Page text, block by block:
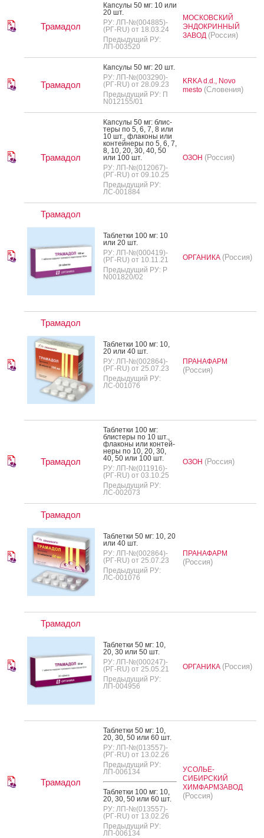
Трамадол
Кап­су­лы 50 мг: 10 или
20 шт.
РУ: ЛП-№(004885)-
(РГ-RU) от 18.03.24
Предыдущий РУ:
ЛП-003520
МОСКОВСКИЙ
ЭНДОКРИННЫЙ
ЗАВОД (Россия)
Трамадол
Кап­су­лы 50 мг: 20 шт.
РУ: ЛП-№(003290)-
(РГ-RU) от 28.09.23
Предыдущий РУ: П
N012155/01
KRKA d.d., Novo
mesto (Словения)
Трамадол
Кап­су­лы 50 мг: блис­
те­ры по 5, 6, 7, 8 или
10 шт., фла­коны или
кон­тей­не­ры по 5, 6, 7,
8, 10, 20, 30, 40, 50
или 100 шт.
РУ: ЛП-№(012067)-
(РГ-RU) от 09.10.25
Предыдущий РУ:
ЛС-001884
ОЗОН (Россия)
Трамадол
Таб­летки 100 мг: 10
или 20 шт.
РУ: ЛП-№(000419)-
(РГ-RU) от 10.11.21
Предыдущий РУ: Р
N001820/02
ОРГАНИКА (Россия)
Трамадол
Таб­летки 100 мг: 10,
20 или 40 шт.
РУ: ЛП-№(002864)-
(РГ-RU) от 25.07.23
Предыдущий РУ:
ЛС-001076
ПРАНАФАРМ
(Россия)
Трамадол
Таб­летки 100 мг:
блис­те­ры по 10 шт.,
фла­коны или кон­тей­
не­ры по 10, 20, 30,
40, 50 или 100 шт.
РУ: ЛП-№(011916)-
(РГ-RU) от 03.10.25
Предыдущий РУ:
ЛС-002073
ОЗОН (Россия)
Трамадол
Таб­летки 50 мг: 10, 20
или 40 шт.
РУ: ЛП-№(002864)-
(РГ-RU) от 25.07.23
Предыдущий РУ:
ЛС-001076
ПРАНАФАРМ
(Россия)
Трамадол
Таб­летки 50 мг: 10,
20, 30 или 50 шт.
РУ: ЛП-№(000247)-
(РГ-RU) от 25.05.21
Предыдущий РУ:
ЛП-004956
ОРГАНИКА (Россия)
Трамадол
Таб­летки 50 мг: 10,
20, 30, 50 или 60 шт.
РУ: ЛП-№(013557)-
(РГ-RU) от 13.02.26
Предыдущий РУ:
ЛП-006134
Таб­летки 100 мг: 10,
20, 30, 50 или 60 шт.
РУ: ЛП-№(013557)-
(РГ-RU) от 13.02.26
Предыдущий РУ:
ЛП-006134
УСОЛЬЕ-
СИБИРСКИЙ
ХИМФАРМЗАВОД
(Россия)